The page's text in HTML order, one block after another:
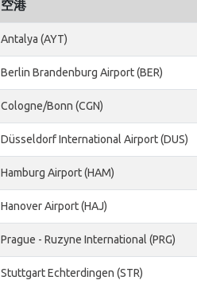
空港
Antalya (AYT)
Berlin Brandenburg Airport (BER)
Cologne/Bonn (CGN)
Düsseldorf International Airport (DUS)
Hamburg Airport (HAM)
Hanover Airport (HAJ)
Prague - Ruzyne International (PRG)
Stuttgart Echterdingen (STR)